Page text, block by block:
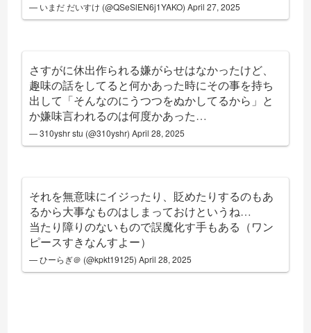
— いまだ だいすけ (@QSeSlEN6j1YAKO)April 27, 2025
さすがに休出作られる嫌がらせはなかったけど、
趣味の話をしてると何かあった時にその事を持ち
出して「そんなのにうつつをぬかしてるから」と
か嫌味言われるのは何度かあった…
— 310yshr stu (@310yshr)April 28, 2025
それを無意味にイジったり、貶めたりするのもあ
るから大事なものはしまっておけというね…
当たり障りのないもので誤魔化す手もある（ワン
ピースすきなんすよー）
— ひーらぎ＠ (@kpkt19125)April 28, 2025